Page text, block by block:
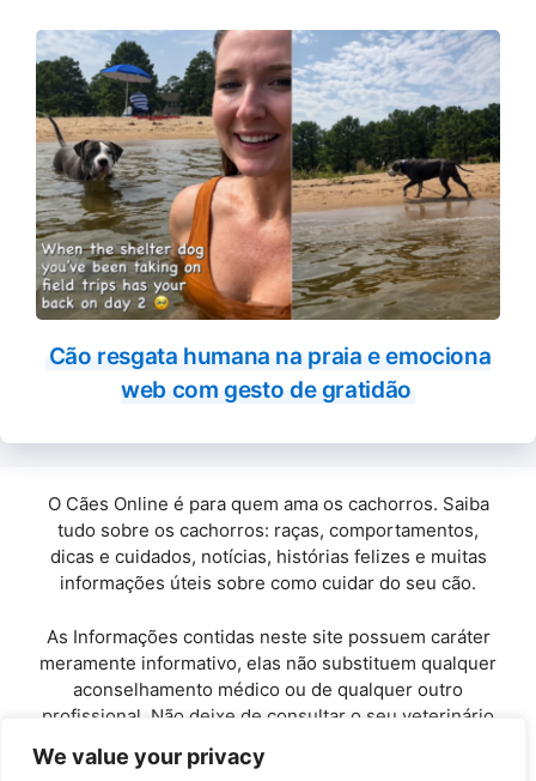
We value your privacy
Cão resgata humana na praia e emociona
web com gesto de gratidão
O Cães Online é para quem ama os cachorros. Saiba
tudo sobre os cachorros: raças, comportamentos,
dicas e cuidados, notícias, histórias felizes e muitas
informações úteis sobre como cuidar do seu cão.
As Informações contidas neste site possuem caráter
meramente informativo, elas não substituem qualquer
aconselhamento médico ou de qualquer outro
profissional. Não deixe de consultar o seu veterinário